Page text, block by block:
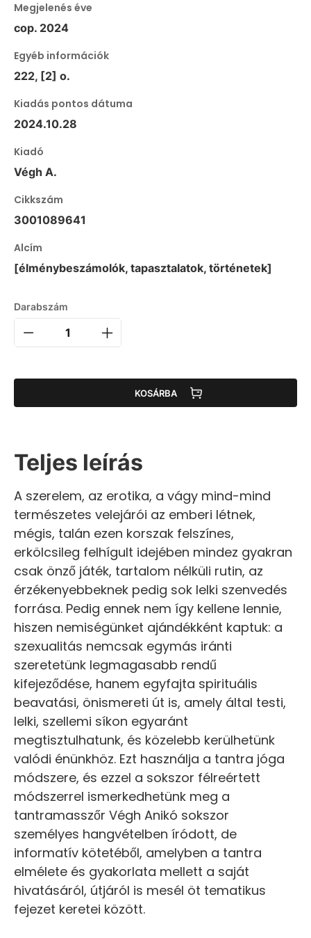
Megjelenés éve
cop. 2024
Egyéb információk
222, [2] o.
Kiadás pontos dátuma
2024.10.28
Kiadó
Végh A.
Cikkszám
3001089641
Alcím
[élménybeszámolók, tapasztalatok, történetek]
Darabszám
KOSÁRBA
Teljes leírás
A szerelem, az erotika, a vágy mind-mind
természetes velejárói az emberi létnek,
mégis, talán ezen korszak felszínes,
erkölcsileg felhígult idejében mindez gyakran
csak önző játék, tartalom nélküli rutin, az
érzékenyebbeknek pedig sok lelki szenvedés
forrása. Pedig ennek nem így kellene lennie,
hiszen nemiségünket ajándékként kaptuk: a
szexualitás nemcsak egymás iránti
szeretetünk legmagasabb rendű
kifejeződése, hanem egyfajta spirituális
beavatási, önismereti út is, amely által testi,
lelki, szellemi síkon egyaránt
megtisztulhatunk, és közelebb kerülhetünk
valódi énünkhöz. Ezt használja a tantra jóga
módszere, és ezzel a sokszor félreértett
módszerrel ismerkedhetünk meg a
tantramasszőr Végh Anikó sokszor
személyes hangvételben íródott, de
informatív kötetéből, amelyben a tantra
elmélete és gyakorlata mellett a saját
hivatásáról, útjáról is mesél öt tematikus
fejezet keretei között.